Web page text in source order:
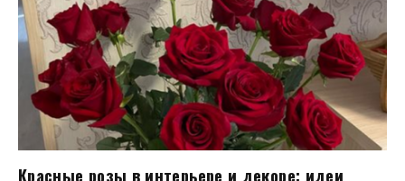
Красные розы в интерьере и декоре: идеи